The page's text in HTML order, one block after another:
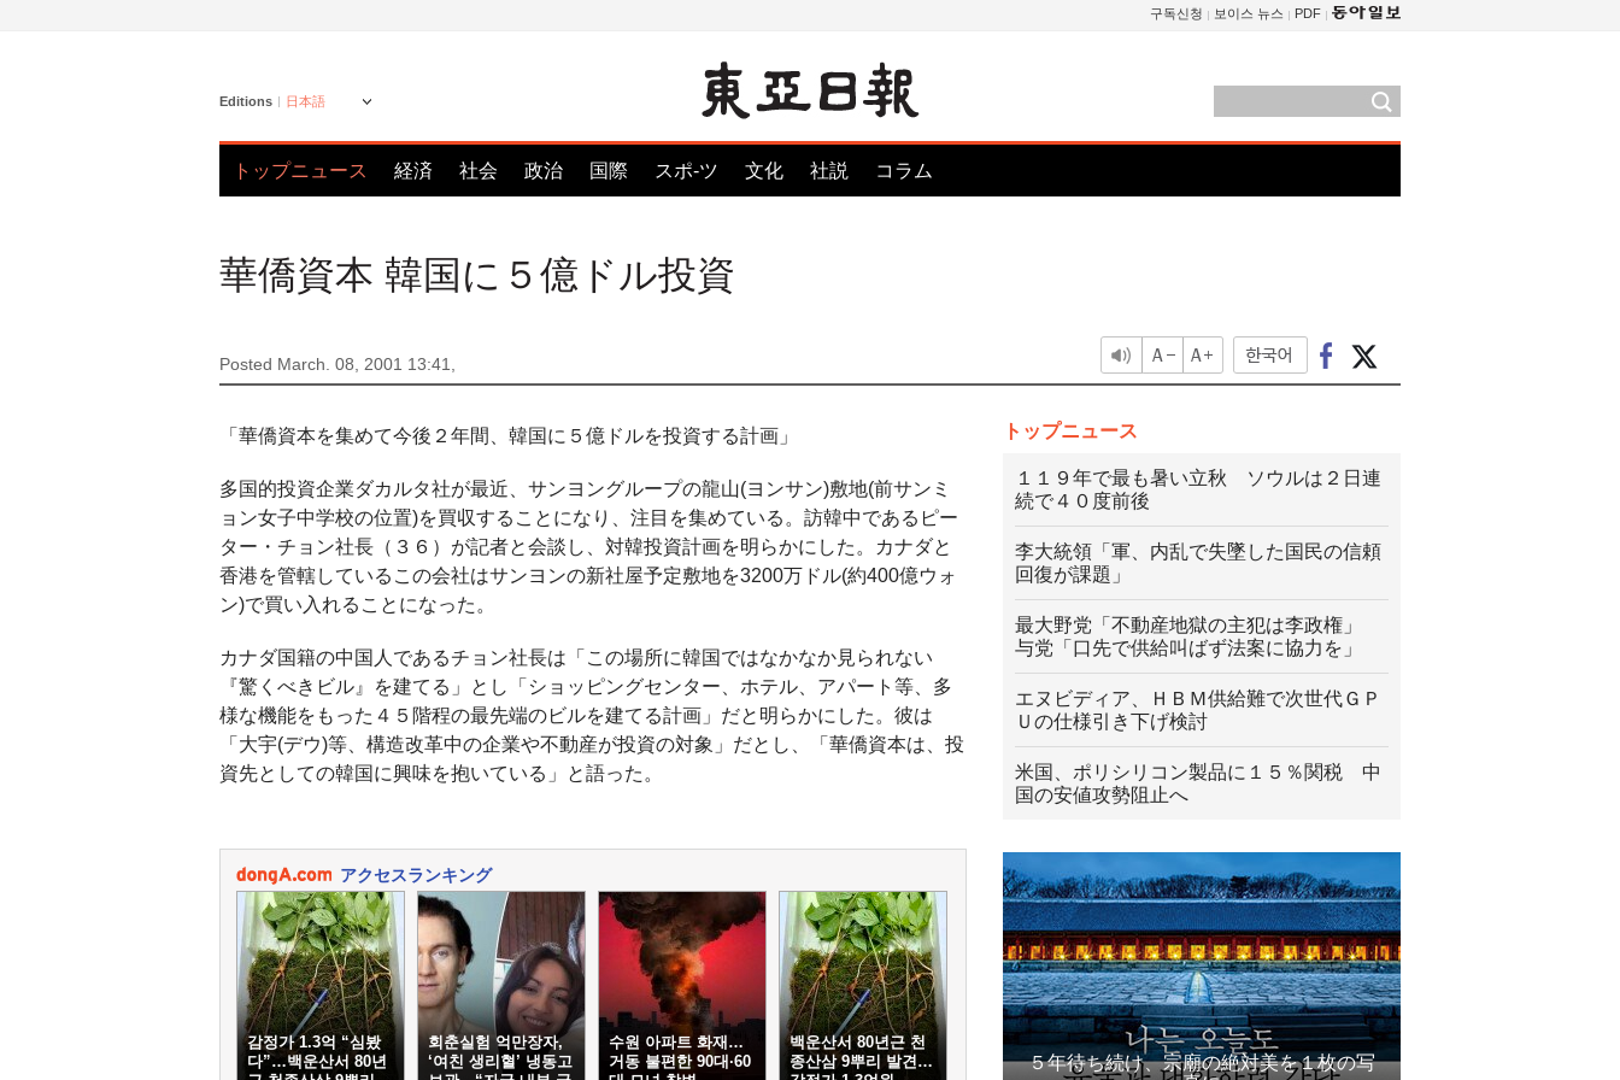
구독신청 보이스 뉴스 PDF
Editions 日本語
トップニュース 経済 社会 政治 国際 スポ-ツ 文化 社説 コラム
華僑資本 韓国に５億ドル投資
Posted March. 08, 2001 13:41,
「華僑資本を集めて今後２年間、韓国に５億ドルを投資する計画」
多国的投資企業ダカルタ社が最近、サンヨングループの龍山(ヨンサン)敷地(前サンミ
ョン女子中学校の位置)を買収することになり、注目を集めている。訪韓中であるピー
ター・チョン社長（３６）が記者と会談し、対韓投資計画を明らかにした。カナダと
香港を管轄しているこの会社はサンヨンの新社屋予定敷地を3200万ドル(約400億ウォ
ン)で買い入れることになった。
カナダ国籍の中国人であるチョン社長は「この場所に韓国ではなかなか見られない
『驚くべきビル』を建てる」とし「ショッピングセンター、ホテル、アパート等、多
様な機能をもった４５階程の最先端のビルを建てる計画」だと明らかにした。彼は
「大宇(デウ)等、構造改革中の企業や不動産が投資の対象」だとし、「華僑資本は、投
資先としての韓国に興味を抱いている」と語った。
アクセスランキング
감정가 1.3억 “심봤
다”…백운산서 80년
회춘실험 억만장자,
‘여친 생리혈’ 냉동고
수원 아파트 화재…
거동 불편한 90대·60
백운산서 80년근 천
종산삼 9뿌리 발견…
トップニュース
１１９年で最も暑い立秋 ソウルは２日連
続で４０度前後
李大統領「軍、内乱で失墜した国民の信頼
回復が課題」
最大野党「不動産地獄の主犯は李政権」
与党「口先で供給叫ばず法案に協力を」
エヌビディア、ＨＢＭ供給難で次世代ＧＰ
Ｕの仕様引き下げ検討
米国、ポリシリコン製品に１５％関税 中
国の安値攻勢阻止へ
５年待ち続け、宗廟の絶対美を１枚の写